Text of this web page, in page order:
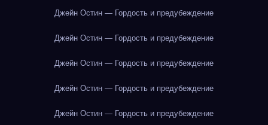
Джейн Остин — Гордость и предубеждение
Джейн Остин — Гордость и предубеждение
Джейн Остин — Гордость и предубеждение
Джейн Остин — Гордость и предубеждение
Джейн Остин — Гордость и предубеждение